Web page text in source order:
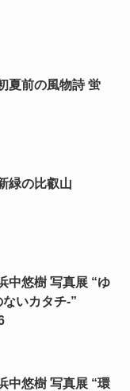
夏前の風物詩 蛍
緑の比叡山
中悠樹 写真展 “ゆ
いカタチ-”
中悠樹 写真展 “環